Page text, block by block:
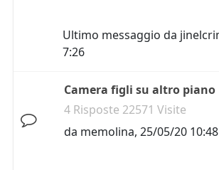
Ultimo messaggio da
7:26
Camera figli su altro piano
4 Risposte 22571 Visite
da memolina, 25/05/20 10:48